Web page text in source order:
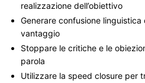
realizzazione dell’obiettivo
Generare confusione
vantaggio
Stoppare le critiche e le
parola
Utilizzare la speed closure per